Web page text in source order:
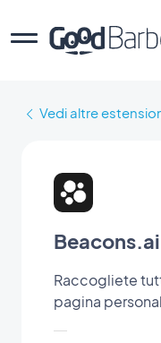
Vedi altre
Beacons.ai
Raccogliete
pagina